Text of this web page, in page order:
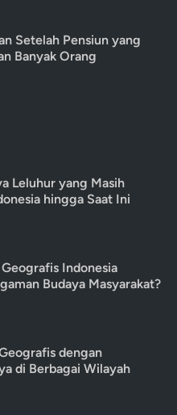
Setelah Pensiun yang
Banyak Orang
Leluhur yang Masih
hingga Saat Ini
Indonesia
Budaya Masyarakat?
dengan
di Berbagai Wilayah